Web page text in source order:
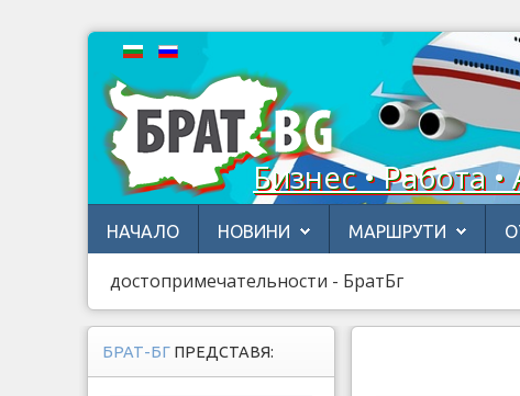
Бизнес • Работа
НАЧАЛО НОВИНИ МАРШРУТИ
достопримечательности - БратБг
БРАТ-БГ ПРЕДСТАВЯ: